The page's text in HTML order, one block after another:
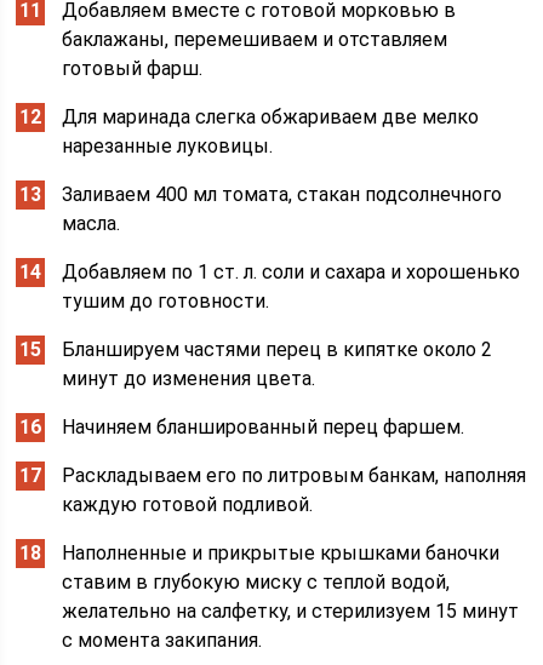
Добавляем вместе с готовой морковью в
баклажаны, перемешиваем и отставляем
готовый фарш.
Для маринада слегка обжариваем две мелко
нарезанные луковицы.
Заливаем 400 мл томата, стакан подсолнечного
масла.
Добавляем по 1 ст. л. соли и сахара и хорошенько
тушим до готовности.
Бланшируем частями перец в кипятке около 2
минут до изменения цвета.
Начиняем бланшированный перец фаршем.
Раскладываем его по литровым банкам, наполняя
каждую готовой подливой.
Наполненные и прикрытые крышками баночки
ставим в глубокую миску с теплой водой,
желательно на салфетку, и стерилизуем 15 минут
с момента закипания.